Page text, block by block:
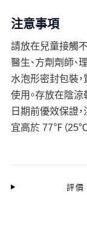
注意事項
請放在兒童接觸
醫生、方劑劑師
水泡形密封包裝
使用。存放在陰涼
日期前優效保證
宜高於 77℉（25℃
評價